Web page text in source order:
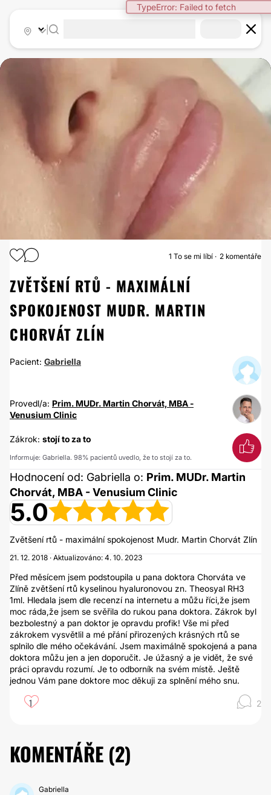
TypeError: Failed to fetch
ZVĚTŠENÍ RTŮ KYSELINOU HYALURONOVOU
1 To se mi líbí 2 komentáře
ZVĚTŠENÍ RTŮ - MAXIMÁLNÍ
SPOKOJENOST MUDR. MARTIN
CHORVÁT ZLÍN
Pacient: Gabriella
Provedl/a: Prim. MUDr. Martin Chorvát, MBA -
Venusium Clinic
Zákrok: stojí to za to
Informuje: Gabriella. 98% pacientů uvedlo, že to stojí za to.
Hodnocení od: Gabriella o: Prim. MUDr. Martin
Chorvát, MBA - Venusium Clinic
5.0
Zvětšení rtů - maximální spokojenost Mudr. Martin Chorvát Zlín
21. 12. 2018 · Aktualizováno: 4. 10. 2023
Před měsícem jsem podstoupila u pana doktora Chorváta ve
Zlíně zvětšení rtů kyselinou hyaluronovou zn. Theosyal RH3
1ml. Hledala jsem dle recenzí na internetu a můžu říci,že jsem
moc ráda,že jsem se svěřila do rukou pana doktora. Zákrok byl
bezbolestný a pan doktor je opravdu profik! Vše mi před
zákrokem vysvětlil a mé přání přirozených krásných rtů se
splnilo dle mého očekávání. Jsem maximálně spokojená a pana
doktora můžu jen a jen doporučit. Je úžasný a je vidět, že své
práci opravdu rozumí. Je to odborník na svém místě. Ještě
jednou Vám pane doktore moc děkuji za splnění mého snu.
1 2
KOMENTÁŘE (2)
Gabriella